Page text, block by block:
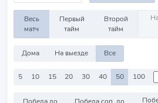
Весь
матч
Первый
тайм
Второй
тайм
Дома На выезде Все
5 10 15 20 30 40 50 100
Победа до Победа соп. до